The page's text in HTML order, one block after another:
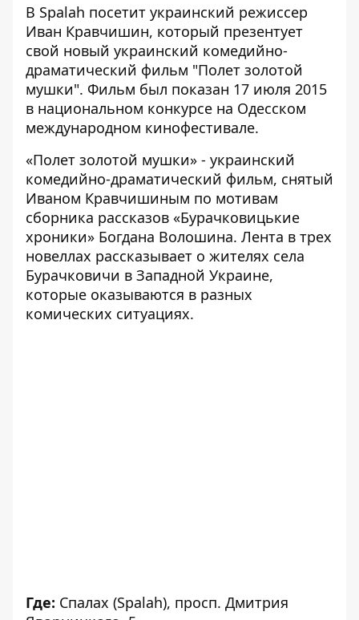
В Spalah посетит украинский режиссер
Иван Кравчишин, который презентует
свой новый украинский комедийно-
драматический фильм "Полет золотой
мушки". Фильм был показан 17 июля 2015
в национальном конкурсе на Одесском
международном кинофестивале.
«Полет золотой мушки» - украинский
комедийно-драматический фильм, снятый
Иваном Кравчишиным по мотивам
сборника рассказов «Бурачковицькие
хроники» Богдана Волошина. Лента в трех
новеллах рассказывает о жителях села
Бурачковичи в Западной Украине,
которые оказываются в разных
комических ситуациях.
Где: Спалах (Spalah), просп. Дмитрия